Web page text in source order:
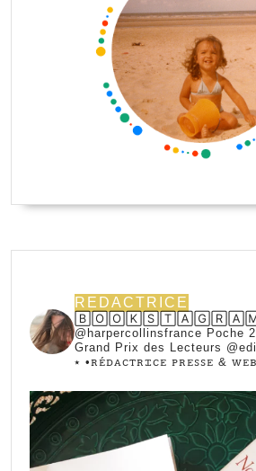
REDACTRICE
🄱🄾🄾🄺🅂🅃🄰🄶🅁🄰🄼 ⭑
@harpercollinsfrance Poche
Grand Prix des Lecteurs
⭑ •ꭱꭼ́ꭰꭺꮯꭲꭱꮖꮯꭼ ꮲꭱꭼꮪꮪꭼ &